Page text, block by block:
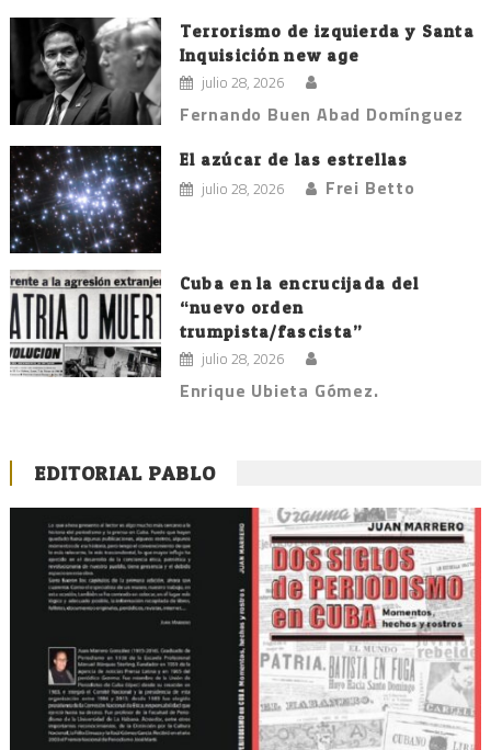
Terrorismo de izquierda y Santa
Inquisición new age
julio 28, 2026
Fernando Buen Abad Domínguez
El azúcar de las estrellas
julio 28, 2026 Frei Betto
Cuba en la encrucijada del
“nuevo orden
trumpista/fascista”
julio 28, 2026
Enrique Ubieta Gómez.
EDITORIAL PABLO